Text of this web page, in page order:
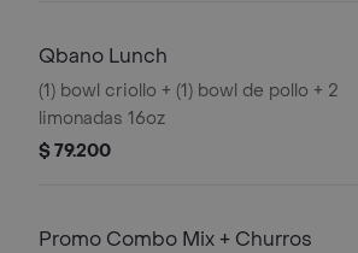
Qbano Lunch
(1) bowl criollo + (1) bowl de pollo + 2
limonadas 16oz
$ 79.200
Promo Combo Mix + Churros